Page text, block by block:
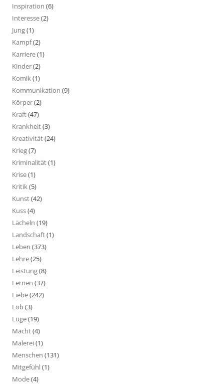
Inspiration (6)
Interesse(2)
Jung(1)
Kampf(2)
Karriere(1)
Kinder(2)
Komik(1)
Kommunikation (9)
Körper(2)
Kraft(47)
Krankheit(3)
Kreativität(24)
Krieg(7)
Kriminalität(1)
Krise(1)
Kritik(5)
Kunst(42)
Kuss(4)
Lächeln (19)
Landschaft(1)
Leben (373)
Lehre(25)
Leistung(8)
Lernen (37)
Liebe(242)
Lob(3)
Lüge(19)
Macht(4)
Malerei(1)
Menschen (131)
Mitgefühl(1)
Mode(4)